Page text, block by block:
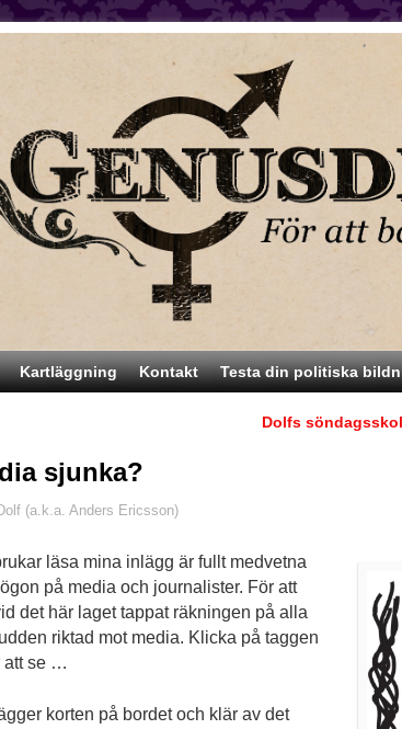
Kartläggning Kontakt Testa din politiska
Dolfs
sjunka?
(a.k.a. Anders Ericsson)
läsa mina inlägg är fullt medvetna
på media och journalister. För att
det här laget tappat räkningen på alla
riktad mot media. Klicka på taggen
att se …
korten på bordet och klär av det